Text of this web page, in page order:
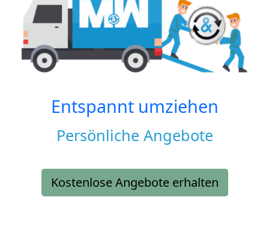
Entspannt umziehen
Persönliche Angebote
Kostenlose Angebote erhalten